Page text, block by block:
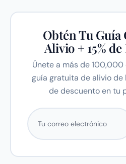
Obtén Tu Guía
Alivio + 15%
Únete a más de
guía gratuita de alivio de
de descuento en tu
Correo electrónico